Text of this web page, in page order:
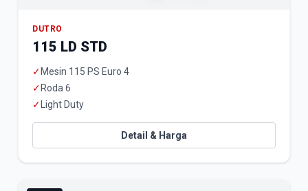
DUTRO
115 LD STD
✓ Mesin 115 PS Euro 4
✓ Roda 6
✓ Light Duty
Detail & Harga